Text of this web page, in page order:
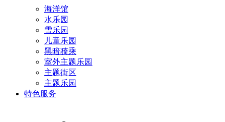
海洋馆
水乐园
雪乐园
儿童乐园
黑暗骑乘
室外主题乐园
主题街区
主题乐园
特色服务